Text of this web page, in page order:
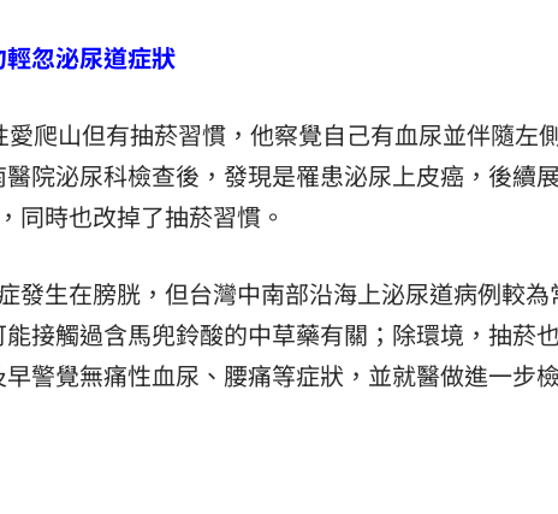
忽泌尿道症狀
爬山但有抽菸習慣，他察覺自己有血尿並伴隨左
院泌尿科檢查後，發現是罹患泌尿上皮癌，後續
同時也改掉了抽菸習慣。
發生在膀胱，但台灣中南部沿海上泌尿道病例較為
接觸過含馬兜鈴酸的中草藥有關；除環境，抽菸
警覺無痛性血尿、腰痛等症狀，並就醫做進一步